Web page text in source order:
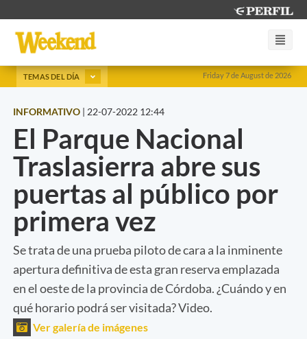
Friday 7 de August de 2026
TEMAS DEL DÍA
INFORMATIVO | 22-07-2022 12:44
El Parque Nacional
Traslasierra abre sus
puertas al público por
primera vez
Se trata de una prueba piloto de cara a la inminente
apertura definitiva de esta gran reserva emplazada
en el oeste de la provincia de Córdoba. ¿Cuándo y en
qué horario podrá ser visitada? Video.
Ver galería de imágenes